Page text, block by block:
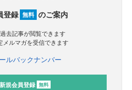
登録 無料 のご案内
過去記事が閲覧できます
メルマガを受信できます
ルバックナンバー
新規会員登録 無料